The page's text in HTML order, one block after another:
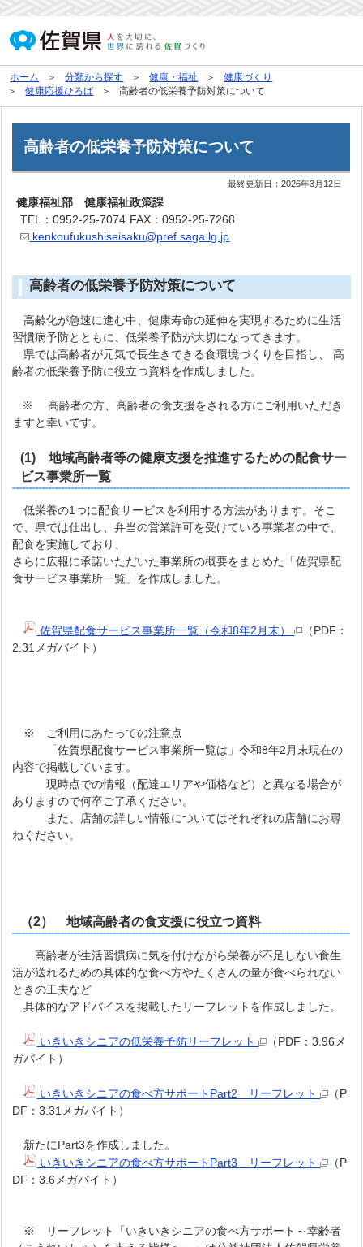
ホーム 分類から探す 健康・福祉
健康づくり
健康応援ひろば
高齢者の低栄養予防対策について
高齢者の低栄養予防対策について
最終更新日：2026年3月12日
健康福祉部 健康福祉政策課
TEL：0952-25-7074 FAX：0952-25-7268
kenkoufukushiseisaku@pref.saga.lg.jp
高齢者の低栄養予防対策について
高齢化が急速に進む中、健康寿命の延伸を実現するために生活
習慣病予防とともに、低栄養予防が大切になってきます。
県では高齢者が元気で長生きできる食環境づくりを目指し、 高
齢者の低栄養予防に役立つ資料を作成しました。
※ 高齢者の方、高齢者の食支援をされる方にご利用いただき
ますと幸いです。
(1) 地域高齢者等の健康支援を推進するための配食サー
ビス事業所一覧
低栄養の1つに配食サービスを利用する方法があります。そこ
で、県では仕出し、弁当の営業許可を受けている事業者の中で、
配食を実施しており、
さらに広報に承諾いただいた事業所の概要をまとめた「佐賀県配
食サービス事業所一覧」を作成しました。
佐賀県配食サービス事業所一覧（令和8年2月末）
（PDF：
2.31メガバイト）
※ ご利用にあたっての注意点
「佐賀県配食サービス事業所一覧は」令和8年2月末現在の
内容で掲載しています。
現時点での情報（配達エリアや価格など）と異なる場合が
ありますので何卒ご了承ください。
また、店舗の詳しい情報についてはそれぞれの店舗にお尋
ねください。
（2） 地域高齢者の食支援に役立つ資料
高齢者が生活習慣病に気を付けながら栄養が不足しない食生
活が送れるための具体的な食べ方やたくさんの量が食べられない
ときの工夫など
具体的なアドバイスを掲載したリーフレットを作成しました。
いきいきシニアの低栄養予防リーフレット
（PDF：3.96メ
ガバイト）
いきいきシニアの食べ方サポートPart2 リーフレット
（P
DF：3.31メガバイト）
新たにPart3を作成しました。
いきいきシニアの食べ方サポートPart3 リーフレット
（P
DF：3.6メガバイト）
※ リーフレット「いきいきシニアの食べ方サポート～幸齢者